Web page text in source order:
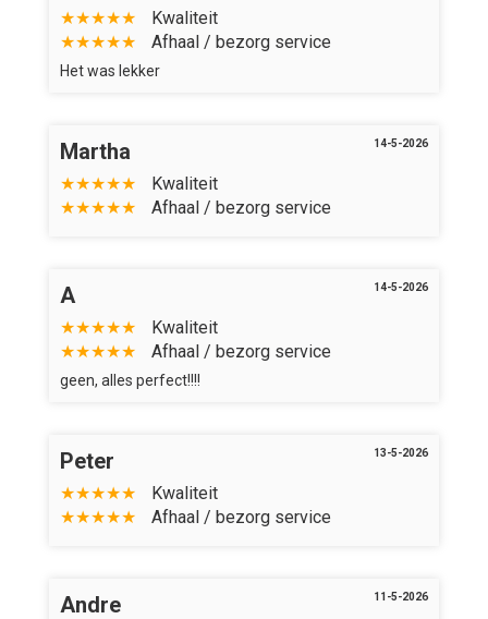
★★★★★
Kwaliteit
★★★★★
Afhaal / bezorg service
Het was lekker
Martha
★★★★★
Kwaliteit
★★★★★
Afhaal / bezorg service
14-5-2026
A
★★★★★
Kwaliteit
★★★★★
Afhaal / bezorg service
geen, alles perfect!!!!
14-5-2026
Peter
★★★★★
Kwaliteit
★★★★★
Afhaal / bezorg service
13-5-2026
Andre 11-5-2026